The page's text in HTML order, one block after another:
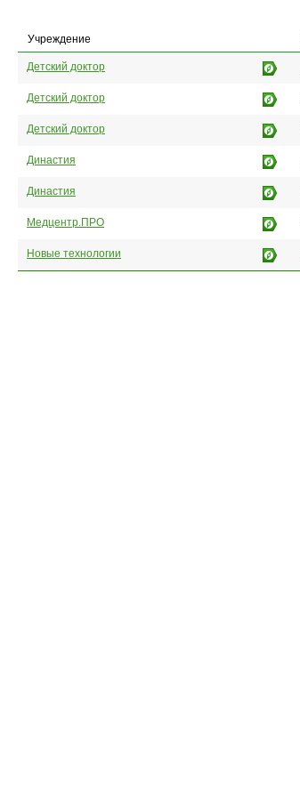
Учреждение
Детский доктор
Детский доктор
Детский доктор
Династия
Династия
Медцентр.ПРО
Новые технологии